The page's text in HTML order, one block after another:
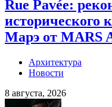
Rue Pavée:
исторического
Марэ от MARS
Архитектура
Новости
8 августа, 2026